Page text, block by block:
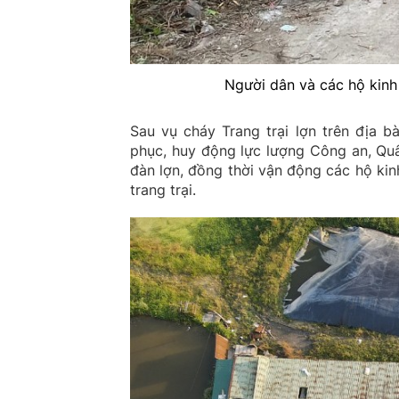
Người dân và các hộ
Sau vụ cháy Trang trại lợn trên địa
phục, huy động lực lượng Công an,
đàn lợn, đồng thời vận động các hộ
trang trại.